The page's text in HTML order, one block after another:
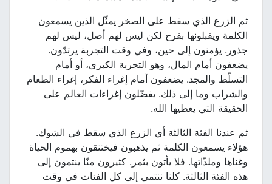
ثم الزرع الذي سقط على الصخر يمثّل الذين يسمعون
الكلمة ويقبلونها بفرح لكن ليس لهم أصل، ليس لهم
جذور. يؤمنون إلى حين، وفي وقت التجربة يرتدّون.
يضعفون أمام المال، وهو التجربة الكبرى، أو أمام
التسلّط والمجد. يضعفون أمام إغراء الفكر، إغراء الطعام
والشراب وما إلى ذلك. يفضّلون إغراءات العالم على
الحقيقة التي يعطيها الله.
ثم عندنا الفئة الثالثة أي الزرع الذي سقط في الشوك.
هؤلاء يسمعون الكلمة ثم يذهبون فيختنقون بهموم الحياة
وغناها وملذّاتها. فلا يأتون بثمر. كثيرون منّا ينتمون إلى
هذه الفئة الثالثة. كلنا ننتمي إلى كل الفئات في وقت